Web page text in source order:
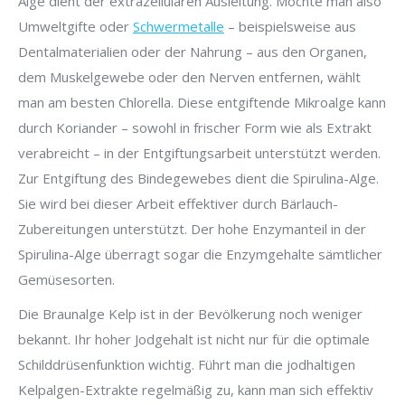
Umweltgifte oder Schwermetalle – beispielsweise aus
Dentalmaterialien oder der Nahrung – aus den Organen,
dem Muskelgewebe oder den Nerven entfernen, wählt
man am besten Chlorella. Diese entgiftende Mikroalge kann
durch Koriander – sowohl in frischer Form wie als Extrakt
verabreicht – in der Entgiftungsarbeit unterstützt werden.
Zur Entgiftung des Bindegewebes dient die Spirulina-Alge.
Sie wird bei dieser Arbeit effektiver durch Bärlauch-
Zubereitungen unterstützt. Der hohe Enzymanteil in der
Spirulina-Alge überragt sogar die Enzymgehalte sämtlicher
Gemüsesorten.
Die Braunalge Kelp ist in der Bevölkerung noch weniger
bekannt. Ihr hoher Jodgehalt ist nicht nur für die optimale
Schilddrüsenfunktion wichtig. Führt man die jodhaltigen
Kelpalgen-Extrakte regelmäßig zu, kann man sich effektiv